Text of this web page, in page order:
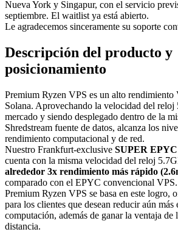
Nueva York y Singapur, con el servicio
septiembre. El waitlist ya está abierto.
Le agradecemos sinceramente su soporte
Descripción del producto y
posicionamiento
Premium Ryzen VPS es un alto rendimiento
Solana. Aprovechando la velocidad del reloj
mercado y siendo desplegado dentro de la
Shredstream fuente de datos, alcanza los
rendimiento computacional y de red.
Nuestro Frankfurt-exclusive SUPER
cuenta con la misma velocidad del reloj
alrededor 3x rendimiento más rápido
comparado con el EPYC convencional VPS.
Premium Ryzen VPS se basa en este logro,
para los clientes que desean reducir aún más
computación, además de ganar la ventaja de
distancia.